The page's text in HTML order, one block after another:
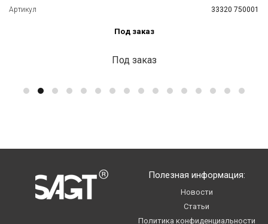
Артикул
33320 750001
Под заказ
Под заказ
Полезная информация:
Новости
Статьи
Политика конфиденциальности